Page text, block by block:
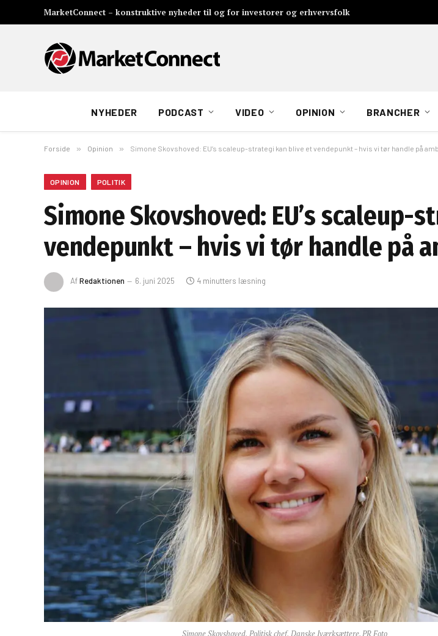
MarketConnect – konstruktive nyheder til og for investorer og erhvervsfolk
NYHEDER PODCAST VIDEO OPINION BRANCHER
Forside » Opinion » Simone Skovshoved: EU’s scaleup-strategi kan blive et vendepunkt – hvis vi tør handle på
OPINION POLITIK
Simone Skovshoved: EU’s
vendepunkt – hvis vi tør handle på
AfRedaktionen 6. juni 2025 4 minutters læsning